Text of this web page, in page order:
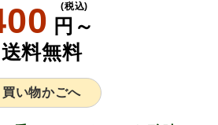
円～
(税込)
送料無料
買い物かごへ